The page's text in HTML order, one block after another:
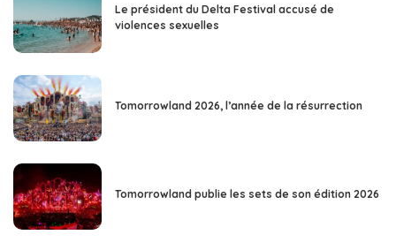
Le président du Delta Festival accusé de
violences sexuelles
Tomorrowland 2026, l’année de la résurrection
Tomorrowland publie les sets de son édition 2026